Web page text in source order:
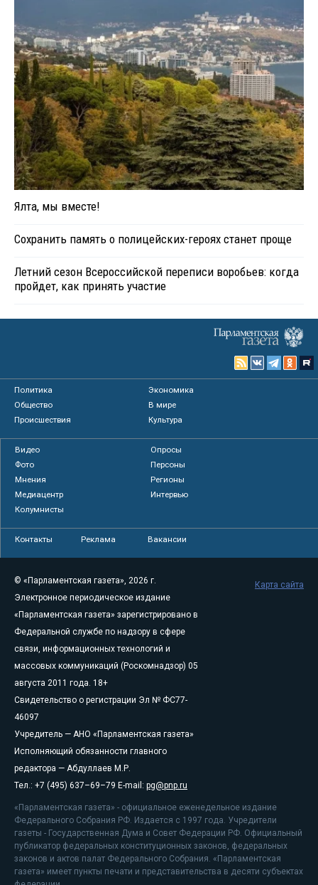
Ялта, мы вместе!
Сохранить память о полицейских-героях станет проще
Летний сезон Всероссийской переписи воробьев: когда
пройдет, как принять участие
Политика
Экономика
Общество
В мире
Происшествия
Культура
Видео
Опросы
Фото
Персоны
Мнения
Регионы
Медиацентр
Интервью
Колумнисты
Контакты Реклама Вакансии
© «Парламентская газета», 2026 г.
Электронное периодическое издание
«Парламентская газета» зарегистрировано в
Федеральной службе по надзору в сфере
связи, информационных технологий и
массовых коммуникаций (Роскомнадзор) 05
августа 2011 года. 18+
Свидетельство о регистрации Эл № ФС77-
46097
Учредитель — АНО «Парламентская газета»
Исполняющий обязанности главного
редактора — Абдуллаев М.Р.
Тел.: +7 (495) 637–69–79 E-mail: pg@pnp.ru
«Парламентская газета» - официальное еженедельное издание
Федерального Собрания РФ. Издается с 1997 года. Учредители
газеты - Государственная Дума и Совет Федерации РФ. Официальный
публикатор федеральных конституционных законов, федеральных
законов и актов палат Федерального Собрания. «Парламентская
газета» имеет пункты печати и представительства в десяти субъектах
Карта сайта